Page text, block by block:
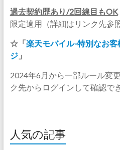
過去契約歴あり/2回線目もOK
限定適用（詳細はリンク先参照
☆「楽天モバイル-特別なお
ジ」
2024年6月から一部ルール変
ク先からログインして確認で
人気の記事